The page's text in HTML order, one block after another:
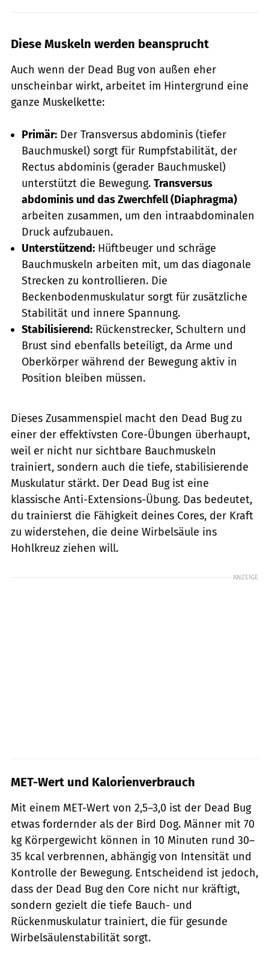
Diese Muskeln werden beansprucht
Auch wenn der Dead Bug von außen eher
unscheinbar wirkt, arbeitet im Hintergrund eine
ganze Muskelkette:
Primär: Der Transversus abdominis (tiefer
Bauchmuskel) sorgt für Rumpfstabilität, der
Rectus abdominis (gerader Bauchmuskel)
unterstützt die Bewegung. Transversus
abdominis und das Zwerchfell (Diaphragma)
arbeiten zusammen, um den intraabdominalen
Druck aufzubauen.
Unterstützend: Hüftbeuger und schräge
Bauchmuskeln arbeiten mit, um das diagonale
Strecken zu kontrollieren. Die
Beckenbodenmuskulatur sorgt für zusätzliche
Stabilität und innere Spannung.
Stabilisierend: Rückenstrecker, Schultern und
Brust sind ebenfalls beteiligt, da Arme und
Oberkörper während der Bewegung aktiv in
Position bleiben müssen.
Dieses Zusammenspiel macht den Dead Bug zu
einer der effektivsten Core-Übungen überhaupt,
weil er nicht nur sichtbare Bauchmuskeln
trainiert, sondern auch die tiefe, stabilisierende
Muskulatur stärkt. Der Dead Bug ist eine
klassische Anti-Extensions-Übung. Das bedeutet,
du trainierst die Fähigkeit deines Cores, der Kraft
zu widerstehen, die deine Wirbelsäule ins
Hohlkreuz ziehen will.
ANZEIGE
MET-Wert und Kalorienverbrauch
Mit einem MET-Wert von 2,5–3,0 ist der Dead Bug
etwas fordernder als der Bird Dog. Männer mit 70
kg Körpergewicht können in 10 Minuten rund 30–
35 kcal verbrennen, abhängig von Intensität und
Kontrolle der Bewegung. Entscheidend ist jedoch,
dass der Dead Bug den Core nicht nur kräftigt,
sondern gezielt die tiefe Bauch- und
Rückenmuskulatur trainiert, die für gesunde
Wirbelsäulenstabilität sorgt.